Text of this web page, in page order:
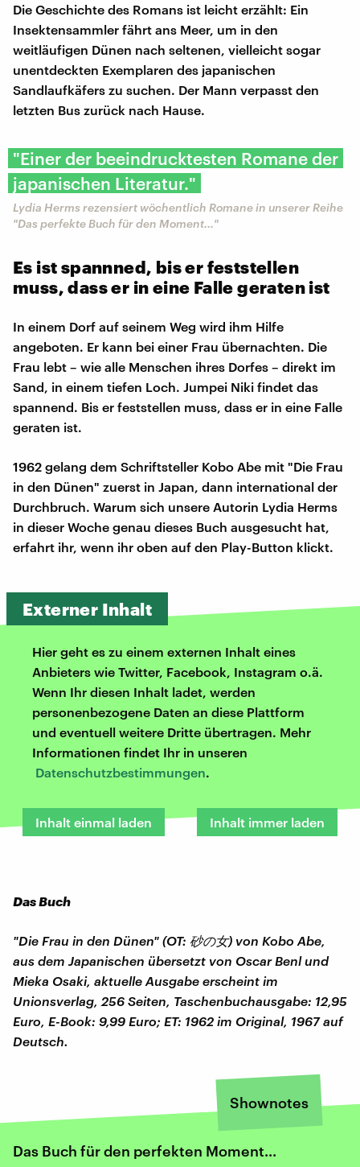
Die Geschichte des Romans ist leicht erzählt: Ein
Insektensammler fährt ans Meer, um in den
weitläufigen Dünen nach seltenen, vielleicht sogar
unentdeckten Exemplaren des japanischen
Sandlaufkäfers zu suchen. Der Mann verpasst den
letzten Bus zurück nach Hause.
"Einer der beeindrucktesten Romane der
japanischen Literatur."
Lydia Herms rezensiert wöchentlich Romane in unserer Reihe
"Das perfekte Buch für den Moment..."
Es ist spannned, bis er feststellen
muss, dass er in eine Falle geraten ist
In einem Dorf auf seinem Weg wird ihm Hilfe
angeboten. Er kann bei einer Frau übernachten. Die
Frau lebt – wie alle Menschen ihres Dorfes – direkt im
Sand, in einem tiefen Loch. Jumpei Niki findet das
spannend. Bis er feststellen muss, dass er in eine Falle
geraten ist.
1962 gelang dem Schriftsteller Kobo Abe mit "Die Frau
in den Dünen" zuerst in Japan, dann international der
Durchbruch. Warum sich unsere Autorin Lydia Herms
in dieser Woche genau dieses Buch ausgesucht hat,
erfahrt ihr, wenn ihr oben auf den Play-Button klickt.
Externer Inhalt
Hier geht es zu einem externen Inhalt eines
Anbieters wie Twitter, Facebook, Instagram o.ä.
Wenn Ihr diesen Inhalt ladet, werden
personenbezogene Daten an diese Plattform
und eventuell weitere Dritte übertragen. Mehr
Informationen findet Ihr in unseren
Datenschutzbestimmungen.
Inhalt einmal laden Inhalt immer laden
Das Buch
"Die Frau in den Dünen" (OT: 砂の女) von Kobo Abe,
aus dem Japanischen übersetzt von Oscar Benl und
Mieka Osaki, aktuelle Ausgabe erscheint im
Unionsverlag, 256 Seiten, Taschenbuchausgabe: 12,95
Euro, E-Book: 9,99 Euro; ET: 1962 im Original, 1967 auf
Deutsch.
Shownotes
Das Buch für den perfekten Moment...